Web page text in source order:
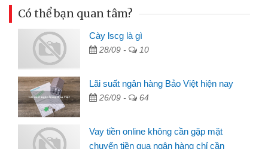
Có thể bạn quan tâm?
Cày lscg là gì
28/09 - 10
Lãi suất ngân hàng Bảo Việt hiện nay
26/09 - 64
Vay tiền online không cần gặp mặt
chuyển tiền qua ngân hàng chỉ cần